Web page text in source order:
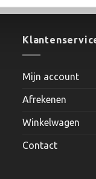
Mijn account
Afrekenen
Winkelwagen
Contact